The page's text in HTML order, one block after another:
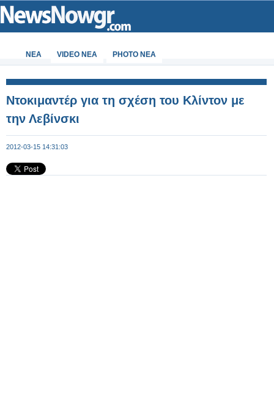
ΝΕΑ VIDEO NEA PHOTO NEA
Ντοκιμαντέρ για τη σχέση του Κλίντον με
την Λεβίνσκι
2012-03-15 14:31:03